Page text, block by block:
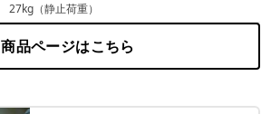
27kg（静止荷重）
商品ページはこちら